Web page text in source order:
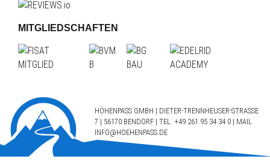
MITGLIEDSCHAFTEN
HÖHENPASS GMBH | DIETER-TRENNHEUSER-STRASSE 7
| 56170 BENDORF | TEL. +49 261 95 34 34 0| MAIL
INFO@HOEHENPASS.DE